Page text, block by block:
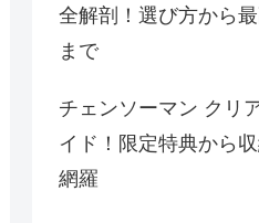
全解剖！選び方から
まで
チェンソーマン クリ
イド！限定特典から
網羅